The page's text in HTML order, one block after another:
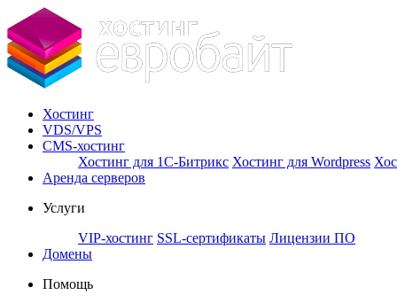
Хостинг
VDS/VPS
CMS-хостинг
Хостинг для 1С-Битрикс Хостинг для Wordpress
Аренда серверов
Услуги
VIP-хостинг SSL-сертификаты Лицензии ПО
Домены
Помощь